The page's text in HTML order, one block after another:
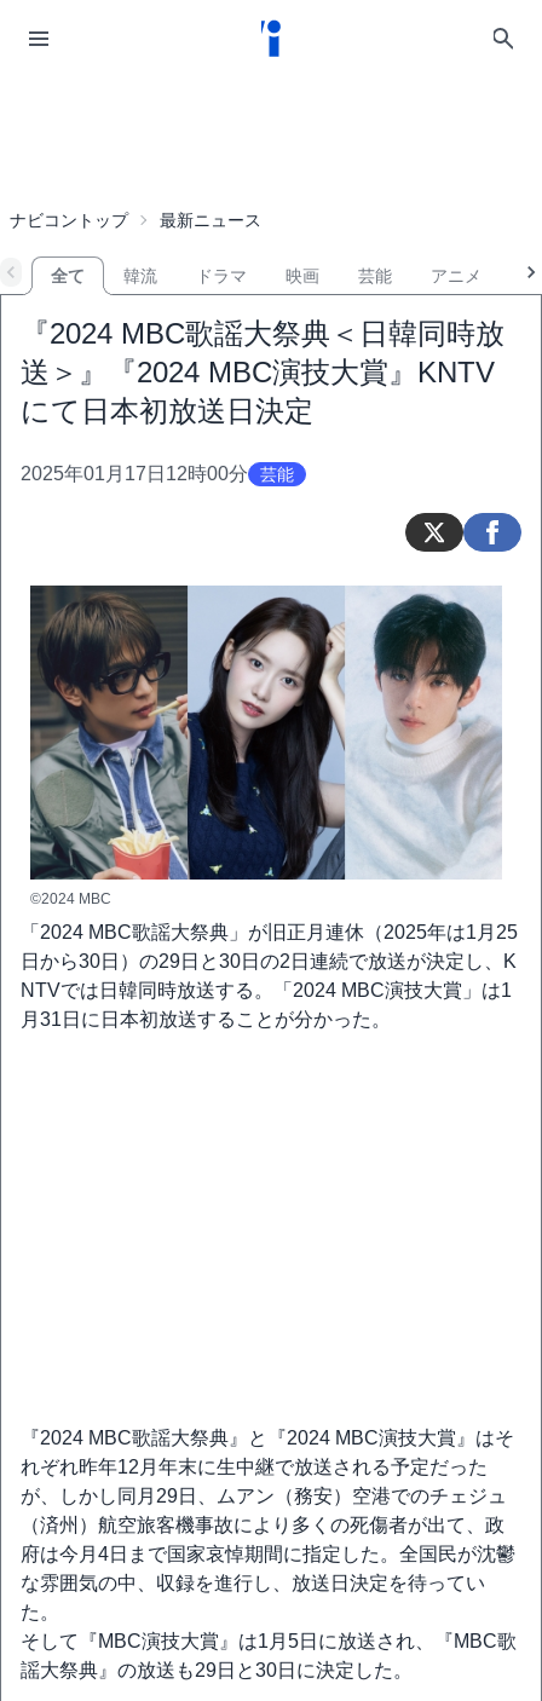
ナビコントップ 最新ニュース
全て 韓流 ドラマ 映画 芸能 アニメ
『2024 MBC歌謡大祭典＜日韓同時放
送＞』『2024 MBC演技大賞』KNTV
にて日本初放送日決定
2025年01月17日12時00分 芸能
©2024 MBC
「2024 MBC歌謡大祭典」が旧正月連休（2025年は1月25
日から30日）の29日と30日の2日連続で放送が決定し、K
NTVでは日韓同時放送する。「2024 MBC演技大賞」は1
月31日に日本初放送することが分かった。
『2024 MBC歌謡大祭典』と『2024 MBC演技大賞』はそ
れぞれ昨年12月年末に生中継で放送される予定だった
が、しかし同月29日、ムアン（務安）空港でのチェジュ
（済州）航空旅客機事故により多くの死傷者が出て、政
府は今月4日まで国家哀悼期間に指定した。全国民が沈鬱
な雰囲気の中、収録を進行し、放送日決定を待ってい
た。
そして『MBC演技大賞』は1月5日に放送され、『MBC歌
謡大祭典』の放送も29日と30日に決定した。